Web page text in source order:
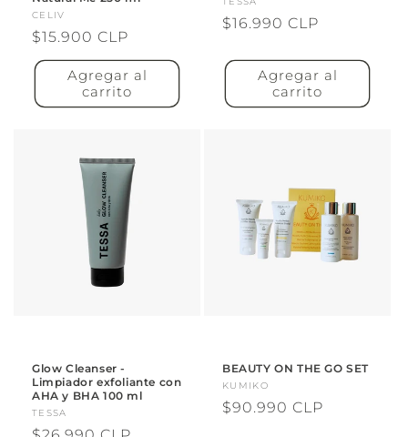
Proveedor:
CELIV
Precio
habitual
$15.900 CLP
Agregar al
carrito
Proveedor:
Precio
$16.990 CLP
Agregar al
carrito
Glow Cleanser -
Limpiador exfoliante con
AHA y BHA 100 ml
Proveedor:
TESSA
BEAUTY ON THE GO SET
Proveedor:
KUMIKO
Precio
$90.990 CLP